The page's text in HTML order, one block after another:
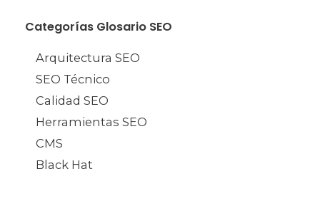
Categorías Glosario SEO
Arquitectura SEO
SEO Técnico
Calidad SEO
Herramientas SEO
CMS
Black Hat